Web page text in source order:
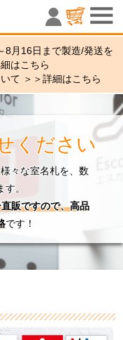
名札・
8月16日まで製造/発送を
はこちら
中東情勢の影響における品薄/欠品について ＞＞詳細はこちら
ください
々な室名札を、数
。
販ですので、高品
です！